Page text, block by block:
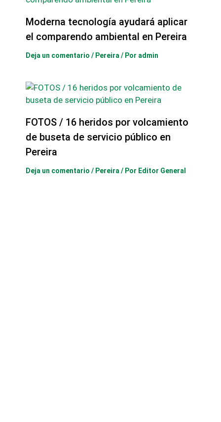
Moderna tecnología ayudará aplicar
el comparendo ambiental en Pereira
Deja un comentario / Pereira / Por admin
FOTOS / 16 heridos por volcamiento
de buseta de servicio público en
Pereira
Deja un comentario / Pereira / Por Editor General